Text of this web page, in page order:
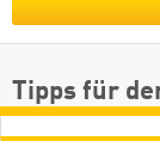
Tipps für